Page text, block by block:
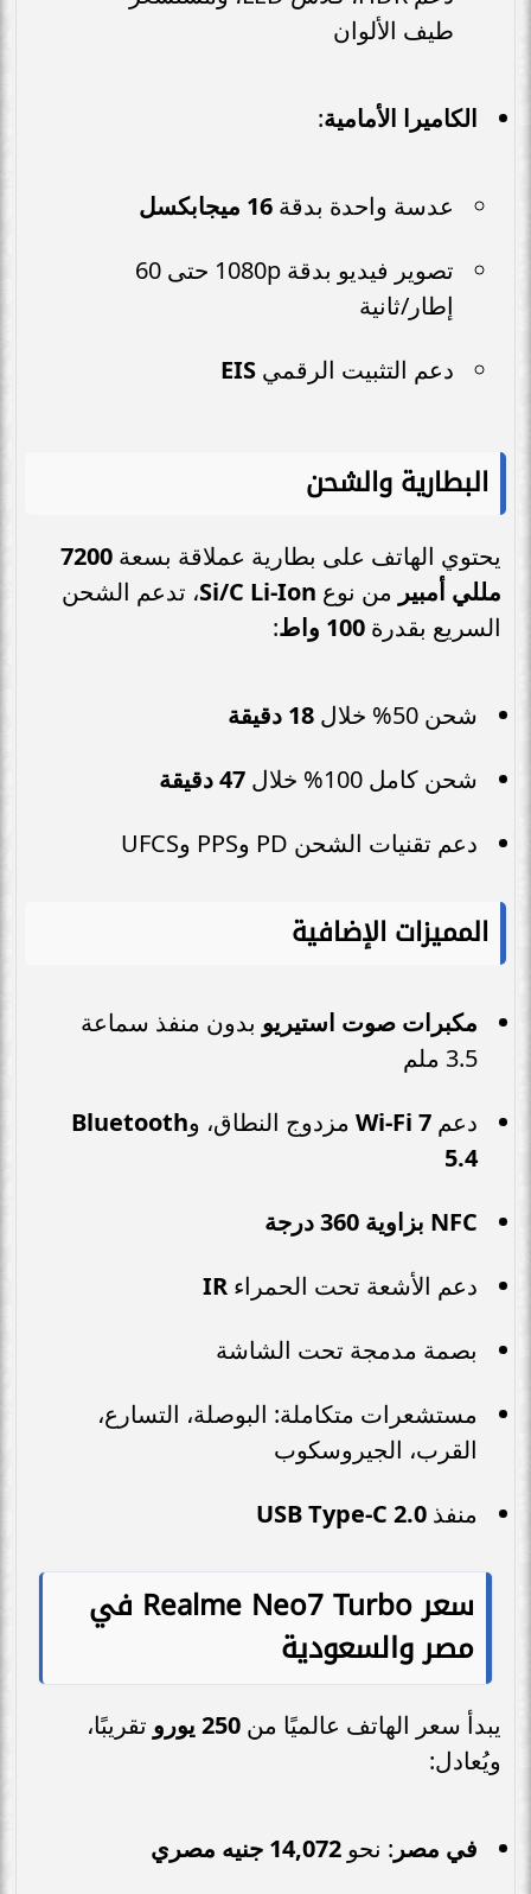
طيف الألوان
الكاميرا الأمامية:
عدسة واحدة بدقة 16 ميجابكسل
تصوير فيديو بدقة 1080p حتى 60
إطار/ثانية
دعم التثبيت الرقمي EIS
البطارية والشحن
يحتوي الهاتف على بطارية عملاقة بسعة 7200
مللي أمبير من نوع Si/C Li-Ion، تدعم الشحن
السريع بقدرة 100 واط :
شحن 50% خلال
18 دقيقة
شحن كامل 100% خلال
47 دقيقة
دعم تقنيات الشحن PD وPPS وUFCS
المميزات الإضافية
مكبرات صوت استيريو بدون منفذ سماعة
3.5 ملم
دعم Wi-Fi 7 مزدوج النطاق، وBluetooth
5.4
NFC بزاوية 360 درجة
دعم الأشعة تحت الحمراء IR
بصمة مدمجة تحت الشاشة
مستشعرات متكاملة: البوصلة، التسارع،
القرب، الجيروسكوب
منفذ USB Type-C 2.0
سعر Realme Neo7 Turbo في
مصر والسعودية
يبدأ سعر الهاتف عالميًا من 250 يورو
تقريبًا،
ويُعادل:
في مصر : نحو 14,072 جنيه مصري